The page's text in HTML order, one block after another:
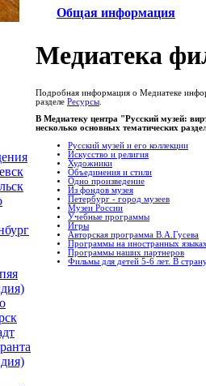
Общая информация
Медиатека
Подробная информация о Медиатеке
разделе Ресурсы
В Медиатеку центра "Русский музей:
несколько основных тематических
Русский музей и его коллекции
Искусство и религия
Художники
Объединения и стили
Одно произведение
Из фондов музея
Петербург - город музеев
Музеи России
Учебные программы
Игры
Авторская программа В.А.Гусева
Программы на иностранных
Программы наших партнеров
Фильмы для детей 5-6 лет. В